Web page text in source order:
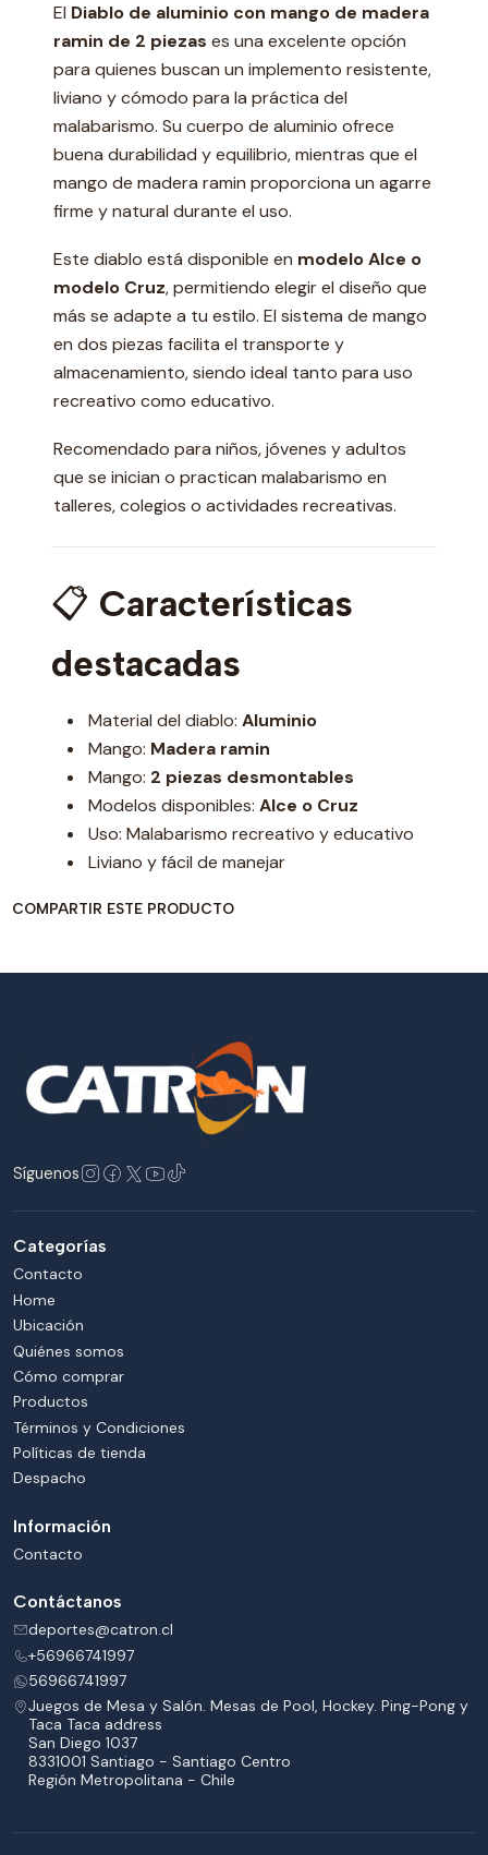
El Diablo de aluminio con mango de madera
ramin de 2 piezas es una excelente opción
para quienes buscan un implemento resistente,
liviano y cómodo para la práctica del
malabarismo. Su cuerpo de aluminio ofrece
buena durabilidad y equilibrio, mientras que el
mango de madera ramin proporciona un agarre
firme y natural durante el uso.
Este diablo está disponible en modelo Alce o
modelo Cruz, permitiendo elegir el diseño que
más se adapte a tu estilo. El sistema de mango
en dos piezas facilita el transporte y
almacenamiento, siendo ideal tanto para uso
recreativo como educativo.
Recomendado para niños, jóvenes y adultos
que se inician o practican malabarismo en
talleres, colegios o actividades recreativas.
📋 Características
destacadas
Material del diablo:Aluminio
Mango: Madera ramin
Mango: 2 piezas desmontables
Modelos disponibles:Alce o Cruz
Uso: Malabarismo recreativo y educativo
Liviano y fácil de manejar
COMPARTIR ESTE PRODUCTO
Síguenos
Categorías
Contacto
Home
Ubicación
Quiénes somos
Cómo comprar
Productos
Términos y Condiciones
Políticas de tienda
Despacho
Información
Contacto
Contáctanos
deportes@catron.cl
+56966741997
56966741997
Juegos de Mesa y Salón. Mesas de Pool, Hockey. Ping-Pong y
Taca Taca address
San Diego 1037
8331001 Santiago - Santiago Centro
Región Metropolitana - Chile